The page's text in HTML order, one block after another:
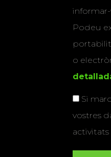
informar-
Podeu
o
Si
vostres
activitats